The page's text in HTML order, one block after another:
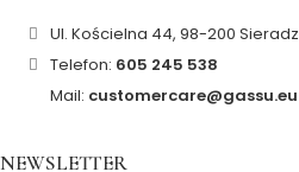
Ul. Kościelna 44, 98-200 Sieradz
Telefon: 605 245 538
Mail: customercare@gassu.eu
NEWSLETTER